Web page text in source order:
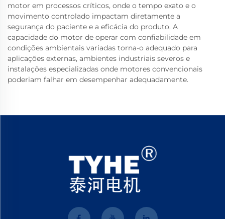
motor em processos críticos, onde o tempo exato e o
movimento controlado impactam diretamente a
segurança do paciente e a eficácia do produto. A
capacidade do motor de operar com confiabilidade em
condições ambientais variadas torna-o adequado para
aplicações externas, ambientes industriais severos e
instalações especializadas onde motores convencionais
poderiam falhar em desempenhar adequadamente.